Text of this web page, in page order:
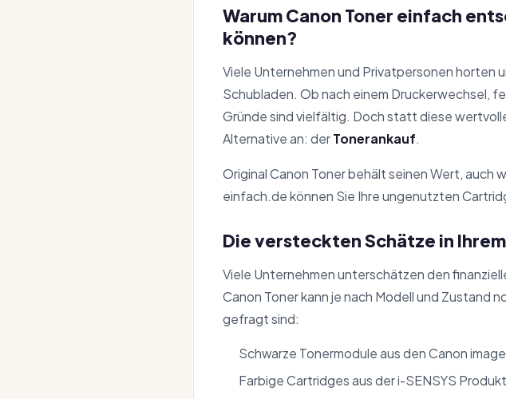
Warum Canon Toner einfach
können?
Viele Unternehmen und Privatpersonen horten
Schubladen. Ob nach einem Druckerwechsel,
Gründe sind vielfältig. Doch statt diese
Alternative an: derTonerankauf.
Original Canon Toner behält seinen Wert,
einfach.de können Sie Ihre ungenutzten
Die versteckten Schätze in
Viele Unternehmen unterschätzen den
Canon Toner kann je nach Modell und Zustand
gefragt sind:
Schwarze Tonermodule aus den Canon
Farbige Cartridges aus der i-SENSYS